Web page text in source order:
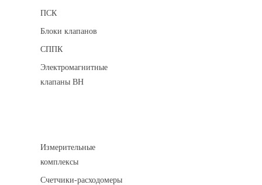
ПСК
Блоки клапанов
СППК
Электромагнитные
клапаны ВН
Измерительные
комплексы
Счетчики-расходомеры